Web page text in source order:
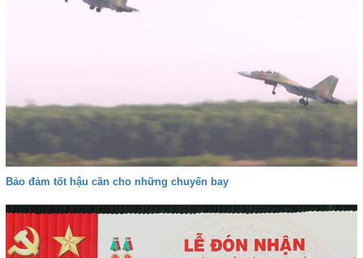
Bảo đảm tốt hậu cần cho những chuyến bay